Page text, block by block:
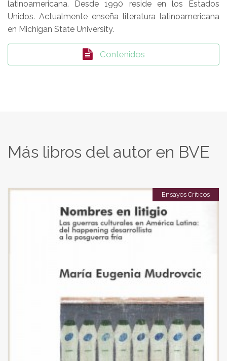
latinoamericana. Desde 1990 reside en los Estados
Unidos. Actualmente enseña literatura latinoamericana
en Michigan State University.
Contenidos
Más libros del autor en BVE
Ensayos Críticos